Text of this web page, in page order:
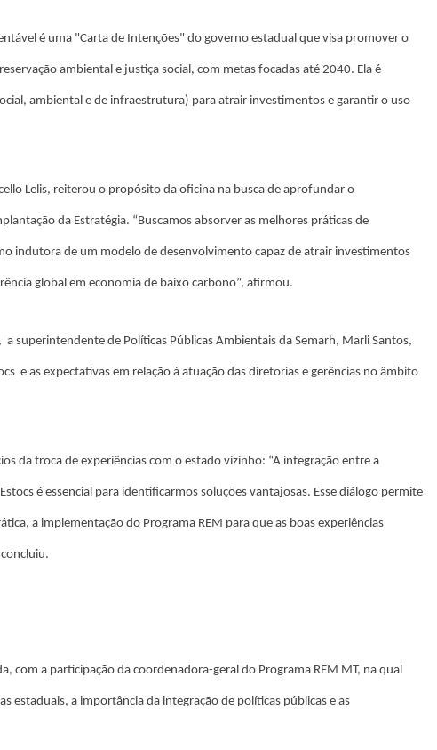
é uma "Carta de Intenções" do governo estadual que visa promover o
ambiental e justiça social, com metas focadas até 2040. Ela é
ambiental e de infraestrutura) para atrair investimentos e garantir o uso
Lelis, reiterou o propósito da oficina na busca de aprofundar o
da Estratégia. “Buscamos absorver as melhores práticas de
indutora de um modelo de desenvolvimento capaz de atrair investimentos
global em economia de baixo carbono”, afirmou.
superintendente de Políticas Públicas Ambientais da Semarh, Marli Santos,
e as expectativas em relação à atuação das diretorias e gerências no âmbito
da troca de experiências com o estado vizinho: “A integração entre a
é essencial para identificarmos soluções vantajosas. Esse diálogo permite
a implementação do Programa REM para que as boas experiências
com a participação da coordenadora-geral do Programa REM MT, na qual
estaduais, a importância da integração de políticas públicas e as